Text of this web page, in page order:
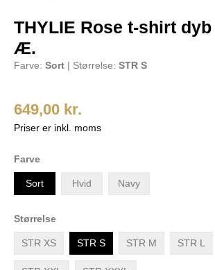
THYLIE Rose t-shirt
Æ.
Farve: Sort | Størrelse: STR S
649,00 kr.
Priser er inkl. moms
Farve
Sort Hvid Navy
Størrelse
STR XS STR S STR M STR L